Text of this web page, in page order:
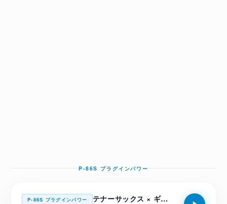
P-86S プラグインパワー
P-86S プラグインパワー テナーサックス × ギター